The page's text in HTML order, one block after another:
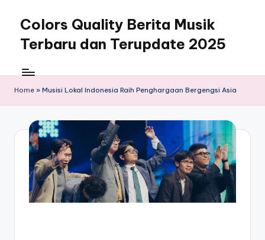
content
Colors Quality Berita Musik
Terbaru dan Terupdate 2025
Home » Musisi Lokal Indonesia Raih Penghargaan Bergengsi Asia